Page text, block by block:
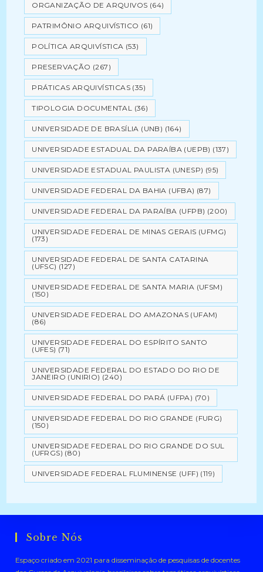
ORGANIZAÇÃO DE ARQUIVOS (64)
PATRIMÔNIO ARQUIVÍSTICO (61)
POLÍTICA ARQUIVÍSTICA (53)
PRESERVAÇÃO (267)
PRÁTICAS ARQUIVÍSTICAS (35)
TIPOLOGIA DOCUMENTAL (36)
UNIVERSIDADE DE BRASÍLIA (UNB) (164)
UNIVERSIDADE ESTADUAL DA PARAÍBA (UEPB) (137)
UNIVERSIDADE ESTADUAL PAULISTA (UNESP) (95)
UNIVERSIDADE FEDERAL DA BAHIA (UFBA) (87)
UNIVERSIDADE FEDERAL DA PARAÍBA (UFPB) (200)
UNIVERSIDADE FEDERAL DE MINAS GERAIS (UFMG)
(173)
UNIVERSIDADE FEDERAL DE SANTA CATARINA
(UFSC) (127)
UNIVERSIDADE FEDERAL DE SANTA MARIA (UFSM)
(150)
UNIVERSIDADE FEDERAL DO AMAZONAS (UFAM)
(86)
UNIVERSIDADE FEDERAL DO ESPÍRITO SANTO
(UFES) (71)
UNIVERSIDADE FEDERAL DO ESTADO DO RIO DE
JANEIRO (UNIRIO) (240)
UNIVERSIDADE FEDERAL DO PARÁ (UFPA) (70)
UNIVERSIDADE FEDERAL DO RIO GRANDE (FURG)
(150)
UNIVERSIDADE FEDERAL DO RIO GRANDE DO SUL
(UFRGS) (80)
UNIVERSIDADE FEDERAL FLUMINENSE (UFF) (119)
Sobre Nós
Espaço criado em 2021 para disseminação de pesquisas de docentes